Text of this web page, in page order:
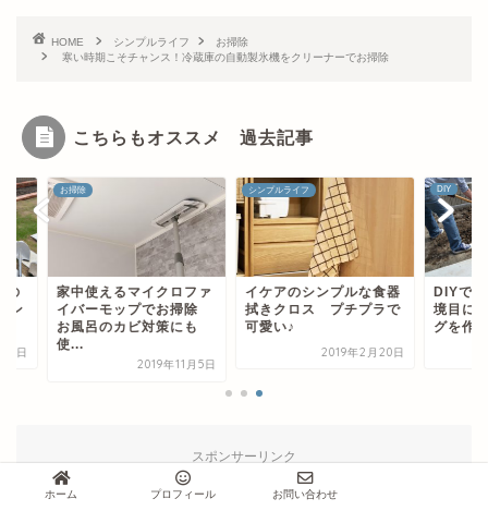
HOME シンプルライフ
お掃除
寒い時期こそチャンス！冷蔵庫の自動製氷機をクリーナーでお掃除
こちらもオススメ 過去記事
使えるマイクロファ
ーモップでお掃除
呂のカビ対策にも
シンプルライフ
イケアのシンプルな食器
拭きクロス プチプラで
可愛い♪
2019年2月20日
DIYで庭づくり 芝
境目にインターロッ
スポンサーリンク
ホーム プロフィール お問い合わせ